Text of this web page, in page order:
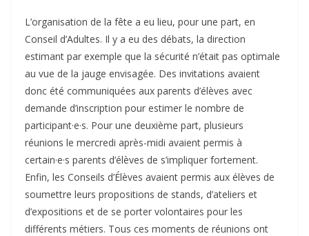
L’organisation de la fête a eu lieu, pour une part, en
Conseil d’Adultes. Il y a eu des débats, la direction
estimant par exemple que la sécurité n’était pas optimale
au vue de la jauge envisagée. Des invitations avaient
donc été communiquées aux parents d’élèves avec
demande d’inscription pour estimer le nombre de
participant·e·s. Pour une deuxième part, plusieurs
réunions le mercredi après-midi avaient permis à
certain·e·s parents d’élèves de s’impliquer fortement.
Enfin, les Conseils d’Élèves avaient permis aux élèves de
soumettre leurs propositions de stands, d’ateliers et
d’expositions et de se porter volontaires pour les
différents métiers. Tous ces moments de réunions ont